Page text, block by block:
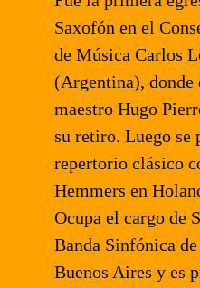
Saxofón en el
de Música Carlos
(Argentina), donde
maestro Hugo
su retiro. Luego se
repertorio clásico
Hemmers en
Ocupa el cargo de
Banda Sinfónica
Buenos Aires y es